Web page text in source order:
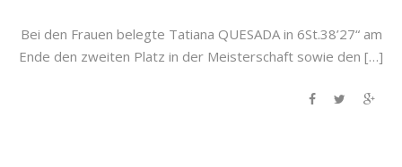
Bei den Frauen belegte Tatiana QUESADA in 6St.38’27“ am
Ende den zweiten Platz in der Meisterschaft sowie den […]